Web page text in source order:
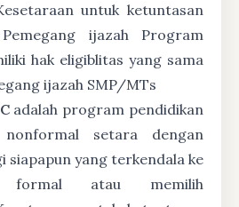
untuk ketuntasan
ijazah Program
hak eligiblitas yang sama
ijazah SMP/MTs
adalah program pendidikan
setara dengan
siapapun yang terkendala ke
formal atau memilih